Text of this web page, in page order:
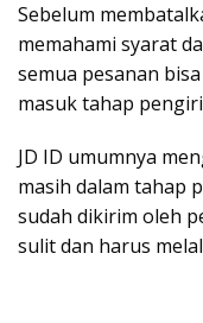
Sebelum
memahami syarat
semua pesanan
masuk tahap
JD ID umumnya
masih dalam tahap
sudah dikirim oleh
sulit dan harus